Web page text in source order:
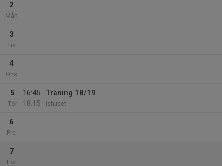
2
Mån
3
Tis
4
Ons
5
Tor
16:45
18:15
Träning 18/19
Ishuset
6
Fre
7
Lör